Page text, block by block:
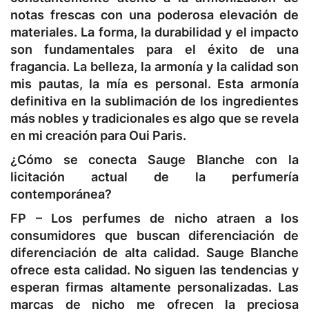
notas frescas con una poderosa elevación de
materiales. La forma, la durabilidad y el impacto
son fundamentales para el éxito de una
fragancia. La belleza, la armonía y la calidad son
mis pautas, la mía es personal. Esta armonía
definitiva en la sublimación de los ingredientes
más nobles y tradicionales es algo que se revela
en mi creación para Oui Paris.
¿Cómo se conecta Sauge Blanche con la
licitación actual de la perfumería
contemporánea?
FP –Los perfumes de nicho atraen a los
consumidores que buscan diferenciación de
diferenciación de alta calidad. Sauge Blanche
ofrece esta calidad. No siguen las tendencias y
esperan firmas altamente personalizadas. Las
marcas de nicho me ofrecen la preciosa